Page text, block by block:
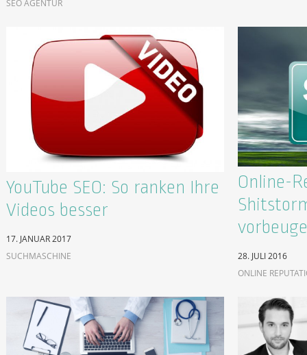
SEO AGENTUR
YouTube SEO: So ranken Ihre
Videos besser
17. JANUAR 2017
SUCHMASCHINE
Online-
28. JULI 2016
ONLINE